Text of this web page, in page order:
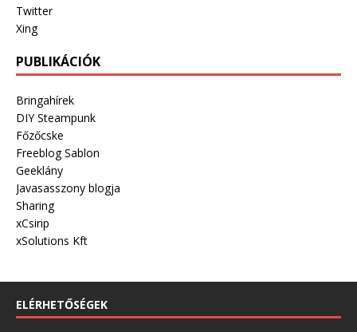
Twitter
Xing
PUBLIKÁCIÓK
Bringahírek
DIY Steampunk
Főzőcske
Freeblog Sablon
Geeklány
Javasasszony blogja
Sharing
xCsirip
xSolutions Kft
ELÉRHETŐSÉGEK